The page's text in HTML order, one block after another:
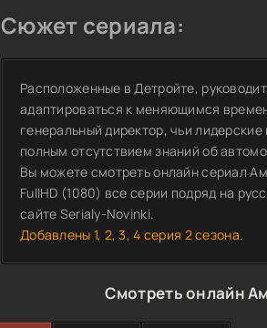
Сюжет сериала:
Расположенные в Детройте,
адаптироваться к меняющимся
генеральный директор, чьи
полным отсутствием знаний об
Вы можете смотреть онлайн сериал
FullHD (1080) все серии подряд на
сайте Serialy-Novinki.
Добавлены 1, 2, 3, 4 серия 2 сезона.
Смотреть онлайн